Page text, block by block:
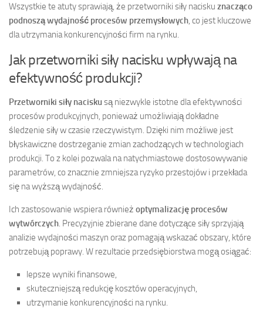
Wszystkie te atuty sprawiają, że przetworniki siły nacisku znacząco
podnoszą wydajność procesów przemysłowych, co jest kluczowe
dla utrzymania konkurencyjności firm na rynku.
Jak przetworniki siły nacisku wpływają na
efektywność produkcji?
Przetworniki siły naciskusą niezwykle istotne dla efektywności
procesów produkcyjnych, ponieważ umożliwiają dokładne
śledzenie siły w czasie rzeczywistym. Dzięki nim możliwe jest
błyskawiczne dostrzeganie zmian zachodzących w technologiach
produkcji. To z kolei pozwala na natychmiastowe dostosowywanie
parametrów, co znacznie zmniejsza ryzyko przestojów i przekłada
się na wyższą wydajność.
Ich zastosowanie wspiera również optymalizację procesów
wytwórczych. Precyzyjnie zbierane dane dotyczące siły sprzyjają
analizie wydajności maszyn oraz pomagają wskazać obszary, które
potrzebują poprawy. W rezultacie przedsiębiorstwa mogą osiągać:
lepsze wyniki finansowe,
skuteczniejszą redukcję kosztów operacyjnych,
utrzymanie konkurencyjności na rynku.